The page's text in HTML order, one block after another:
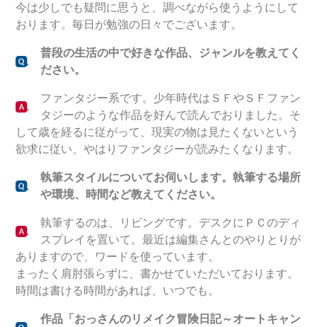
今は少しでも疑問に思うと、調べながら使うようにして
おります。毎日が勉強の日々でございます。
普段の生活の中で好きな作品、ジャンルを教えてく
ださい。
ファンタジー系です。少年時代はＳＦやＳＦファン
タジーのような作品を好んで読んでおりました。そ
して歳を経るに従がって、現実の物は見たくないという
欲求に従い、やはりファンタジーが読みたくなります。
執筆スタイルについてお伺いします。執筆する場所
や環境、時間など教えてください。
執筆するのは、リビングです。デスクにＰＣのディ
スプレイを置いて。最近は編集さんとのやりとりが
ありますので、ワードを使っています。
まったく肩肘張らずに、書かせていただいております。
時間は書ける時間があれば、いつでも。
作品「おっさんのリメイク冒険日記～オートキャン